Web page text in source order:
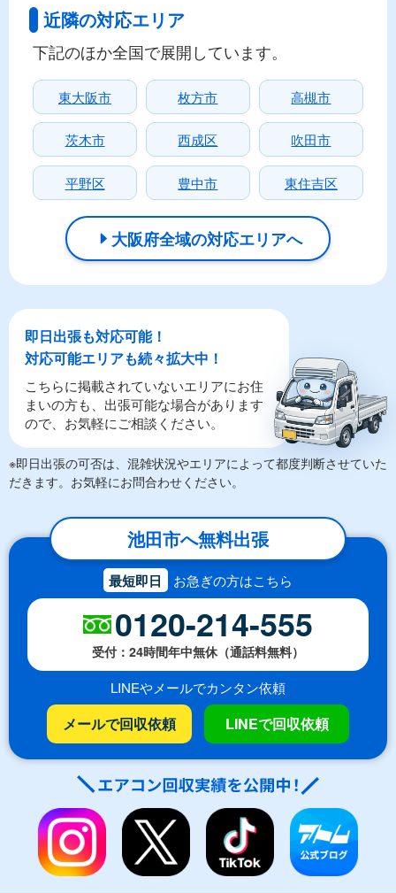
近隣の対応エリア
下記のほか全国で展開しています。
東大阪市 枚方市 高槻市
茨木市 西成区 吹田市
平野区 豊中市 東住吉区
大阪府全域の対応エリアへ
即日出張も対応可能！
対応可能エリアも続々拡大中！
こちらに掲載されていないエリアにお住
まいの方も、出張可能な場合があります
ので、お気軽にご相談ください。
※即日出張の可否は、混雑状況やエリアによって都度判断させていた
だきます。お気軽にお問合わせください。
池田市へ無料出張
最短即日 お急ぎの方はこちら
0120-214-555
受付：24時間年中無休（通話料無料）
LINEやメールでカンタン依頼
メールで回収依頼 LINEで回収依頼